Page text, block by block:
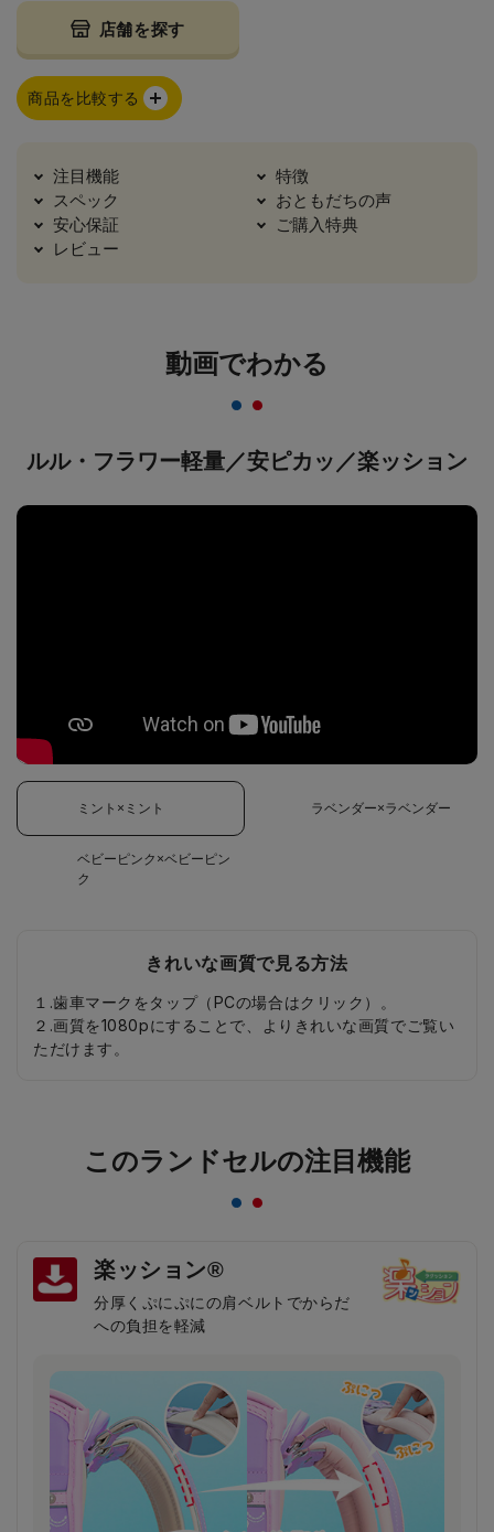
店舗を探す
商品を比較する
注目機能
特徴
スペック
おともだちの声
安心保証
ご購入特典
レビュー
動画でわかる
ルル・フラワー軽量／安ピカッ／楽ッション
ミント×ミント ラベンダー×ラベンダー
ベビーピンク×ベビーピン
ク
きれいな画質で見る方法
１.歯車マークをタップ（PCの場合はクリック）。
２.画質を1080pにすることで、よりきれいな画質でご覧い
ただけます。
このランドセルの注目機能
楽ッション®
分厚くぷにぷにの肩ベルトでからだ
への負担を軽減